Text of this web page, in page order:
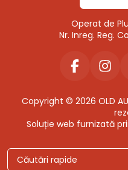
Operat de
Nr. Inreg. Reg.
Copyright © 2026 OLD
Soluție web furnizată
Căutări rapide